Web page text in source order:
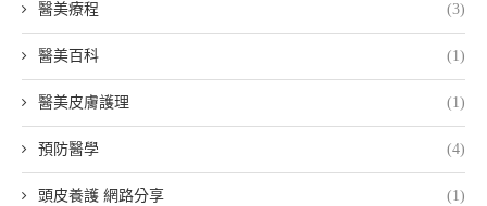
醫美療程 (3)
醫美百科 (1)
醫美皮膚護理 (1)
預防醫學 (4)
頭皮養護 網路分享 (1)